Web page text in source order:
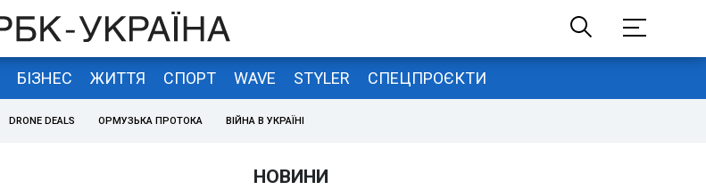
БІЗНЕС ЖИТТЯ СПОРТ WAVE STYLER СПЕЦПРОЄКТИ
DRONE DEALS ОРМУЗЬКА ПРОТОКА ВІЙНА В УКРАЇНІ
НОВИНИ